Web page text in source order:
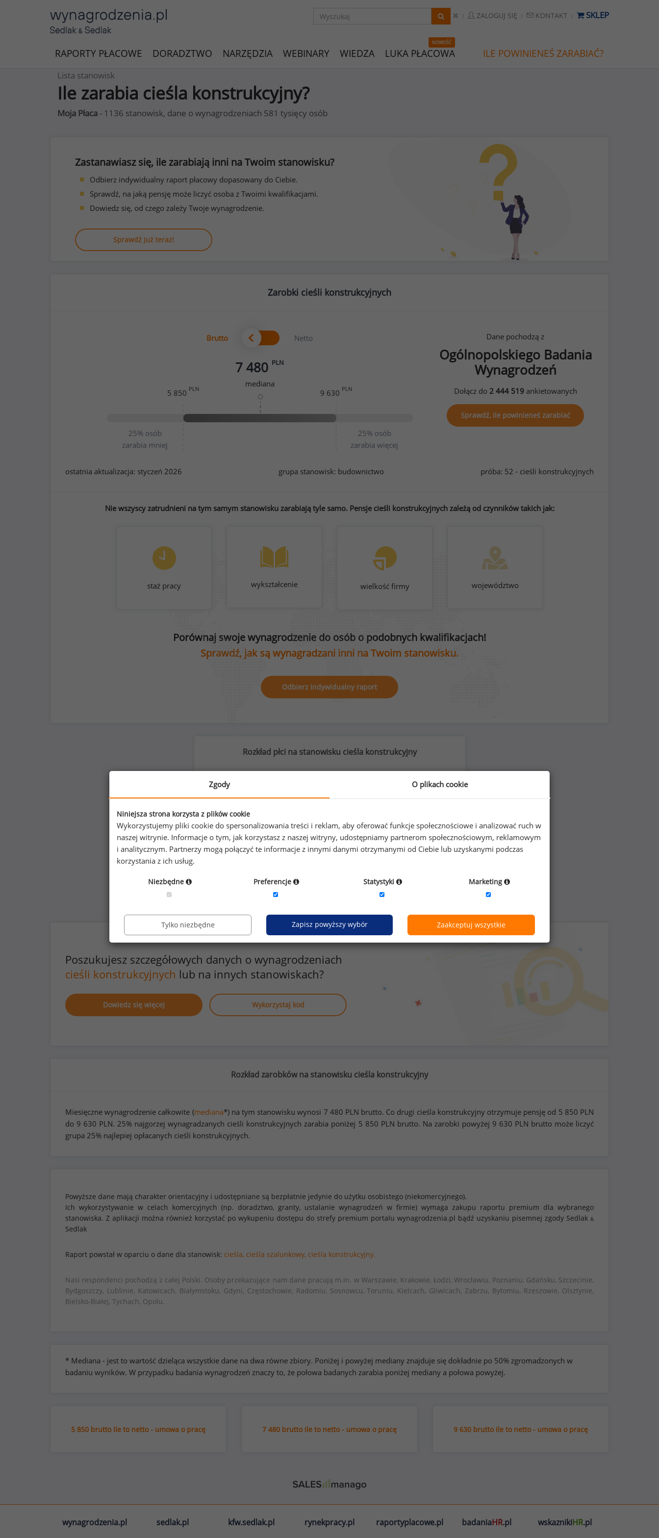
ZALOGUJ SIĘ KONTAKT SKLEP
RAPORTY PŁACOWE DORADZTWO NARZĘDZIA WEBINARY WIEDZA
NOWOŚĆ
LUKA PŁACOWA ILE POWINIENEŚ ZARABIAĆ?
Lista stanowisk
Ile zarabia cieśla konstrukcyjny?
Moja Płaca - 1136 stanowisk, dane o wynagrodzeniach 581 tysięcy osób
Zastanawiasz się, ile zarabiają inni na Twoim stanowisku?
Odbierz indywidualny raport płacowy dopasowany do Ciebie.
Sprawdź, na jaką pensję może liczyć osoba z Twoimi kwalifikacjami.
Dowiedz się, od czego zależy Twoje wynagrodzenie.
Sprawdź już teraz!
Zarobki cieśli konstrukcyjnych
Brutto Netto
7 480 PLN
mediana
25% osób
zarabia mniej
25% osób
zarabia więcej
5 850 PLN 9 630 PLN
Dane pochodzą z
Ogólnopolskiego Badania
Wynagrodzeń
Dołącz do 2 444 519ankietowanych
Sprawdź, ile powinieneś zarabiać
ostatnia aktualizacja: styczeń 2026 grupa stanowisk: budownictwo próba: 52 - cieśli konstrukcyjnych
Nie wszyscy zatrudnieni na tym samym stanowisku zarabiają tyle samo. Pensje cieśli konstrukcyjnych zależą od czynników takich jak:
staż pracy wykształcenie wielkość firmy województwo
Porównaj swoje wynagrodzenie do osób o podobnych kwalifikacjach!
Sprawdź, jak są wynagradzani inni na Twoim stanowisku.
Odbierz indywidualny raport
Rozkład płci na stanowisku cieśla konstrukcyjny
Poszukujesz szczegółowych danych o wynagrodzeniach
cieśli konstrukcyjnych lub na innych stanowiskach?
Dowiedz się więcej Wykorzystaj kod
Rozkład zarobków na stanowisku cieśla konstrukcyjny
Miesięczne wynagrodzenie całkowite (mediana*) na tym stanowisku wynosi 7 480 PLN brutto. Co drugi cieśla konstrukcyjny otrzymuje pensję od 5 850 PLN
do 9 630 PLN. 25% najgorzej wynagradzanych cieśli konstrukcyjnych zarabia poniżej 5 850 PLN brutto. Na zarobki powyżej 9 630 PLN brutto może liczyć
grupa 25% najlepiej opłacanych cieśli konstrukcyjnych.
Powyższe dane mają charakter orientacyjny i udostępniane są bezpłatnie jedynie do użytku osobistego (niekomercyjnego).
Ich wykorzystywanie w celach komercyjnych (np. doradztwo, granty, ustalanie wynagrodzeń w firmie) wymaga zakupu raportu premium dla wybranego
stanowiska. Z aplikacji można również korzystać po wykupeniu dostępu do strefy premium portalu wynagrodzenia.pl bądź uzyskaniu pisemnej zgody Sedlak &
Sedlak
Raport powstał w oparciu o dane dla stanowisk: cieśla, cieśla szalunkowy, cieśla konstrukcyjny.
Nasi respondenci pochodzą z całej Polski. Osoby przekazujące nam dane pracują m.in. w Warszawie, Krakowie, Łodzi, Wrocławiu, Poznaniu, Gdańsku, Szczecinie,
Bydgoszczy, Lublinie, Katowicach, Białymstoku, Gdyni, Częstochowie, Radomiu, Sosnowcu, Toruniu, Kielcach, Gliwicach, Zabrzu, Bytomiu, Rzeszowie, Olsztynie,
Bielsko-Białej, Tychach, Opolu.
* Mediana - jest to wartość dzieląca wszystkie dane na dwa równe zbiory. Poniżej i powyżej mediany znajduje się dokładnie po 50% zgromadzonych w
badaniu wyników. W przypadku badania wynagrodzeń znaczy to, że połowa badanych zarabia poniżej mediany a połowa powyżej.
5 850 brutto ile to netto - umowa o pracę 7 480 brutto ile to netto - umowa o pracę 9 630 brutto ile to netto - umowa o pracę
wynagrodzenia.pl sedlak.pl kfw.sedlak.pl rynekpracy.pl raportyplacowe.pl badaniaHR.pl wskaznikiHR.pl
Zgody O plikach cookie
Niniejsza strona korzysta z plików cookie
Wykorzystujemy pliki cookie do spersonalizowania treści i reklam, aby oferować funkcje społecznościowe i analizować ruch w
naszej witrynie. Informacje o tym, jak korzystasz z naszej witryny, udostępniamy partnerom społecznościowym, reklamowym
i analitycznym. Partnerzy mogą połączyć te informacje z innymi danymi otrzymanymi od Ciebie lub uzyskanymi podczas
korzystania z ich usług.
Niezbędne Preferencje Statystyki Marketing
Tylko niezbędne Zapisz powyższy wybór Zaakceptuj wszystkie